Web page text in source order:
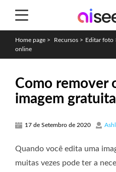
Home page > Recursos > Editar foto
online
Como remover
imagem
17 de Setembro de 2020
Quando você edita uma
muitas vezes pode ter a